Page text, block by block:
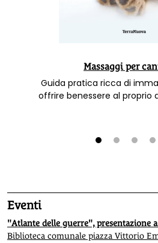
Massaggi per
Guida pratica ricca di
offrire
Eventi
"Atlante delle guerre", presentazione
Biblioteca comunale piazza Vittorio